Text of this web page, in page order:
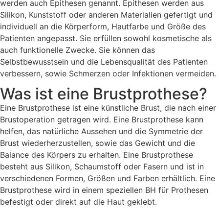
werden auch Epithesen genannt. Epithesen werden aus
Silikon, Kunststoff oder anderen Materialien gefertigt und
individuell an die Körperform, Hautfarbe und Größe des
Patienten angepasst. Sie erfüllen sowohl kosmetische als
auch funktionelle Zwecke. Sie können das
Selbstbewusstsein und die Lebensqualität des Patienten
verbessern, sowie Schmerzen oder Infektionen vermeiden.
Was ist eine Brustprothese?
Eine Brustprothese ist eine künstliche Brust, die nach einer
Brustoperation getragen wird. Eine Brustprothese kann
helfen, das natürliche Aussehen und die Symmetrie der
Brust wiederherzustellen, sowie das Gewicht und die
Balance des Körpers zu erhalten. Eine Brustprothese
besteht aus Silikon, Schaumstoff oder Fasern und ist in
verschiedenen Formen, Größen und Farben erhältlich. Eine
Brustprothese wird in einem speziellen BH für Prothesen
befestigt oder direkt auf die Haut geklebt.